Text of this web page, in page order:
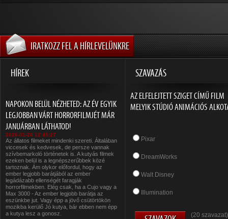
IRATKOZZ FEL A HÍRLEVELÜNKRE
HÍREK SZAVAZÁS
NAPOKON BELÜL NÉZHETED: AZ ÉV EGYIK
LEGJOBBAN VÁRT HORRORFILMJÉT MÁR
JANUÁRBAN LÁTHATOD!
2026-01-20 12:45:27
Az állatos filmeket mindenki szereti. Általában
viccesek és kedvesek, de persze vannak
szívbemarkoló történetek is. A kutyás filmek
ezeken belül is a legnépszerűbbek közé
tartoznak. Ám olykor előfordul, hogy az
ember legjobb barátjából az ember
legádázabb ellenségét faragják
horrorfilmekben. Elég csak, ha a Cujo vagy a
Max 3000 - Az ember legjobb barátja az
eszünkbe jut. Vagy épp a jövő csütörtökön
mozikba kerülő Jó kutya, bár ebben nem épp
a kutya lesz a gonosz.
AZ ELFELEJTETT SZIGET CÍMŰ FILM
MELYIK STÚDIÓ ANIMÁCIÓS
Pixar
DreamWorks
Walt Disney
Illumination
(20 szavazat)